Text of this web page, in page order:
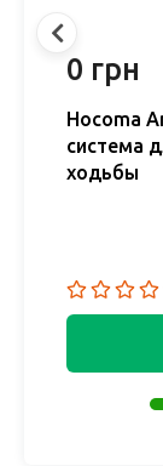
0 грн
Hocoma
система
ходьбы